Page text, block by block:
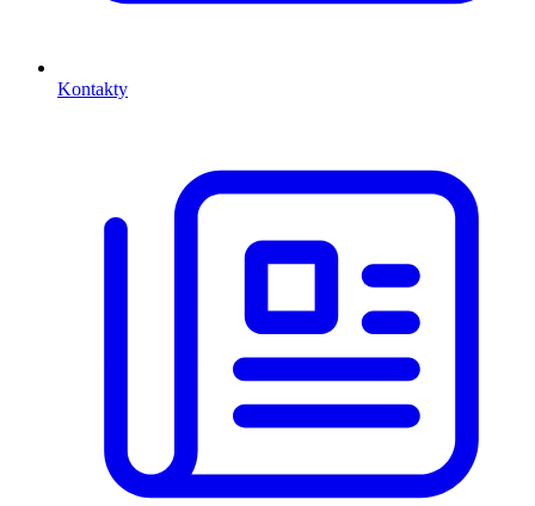
Kontakty